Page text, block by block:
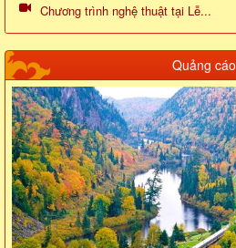
Chương trình nghệ thuật tại Lễ...
Quảng cáo